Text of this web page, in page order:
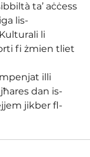
ta’ aċċess
lis-
li
fi żmien tliet
illi
dan is-
jikber fl-